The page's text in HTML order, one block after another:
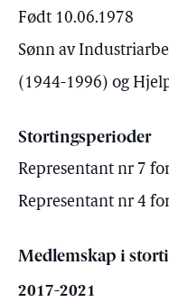
Født 10.06.1978
Sønn av
(1944-1996) og
Stortingsperioder
Representant nr 7
Representant nr 4
Medlemskap i
2017-2021